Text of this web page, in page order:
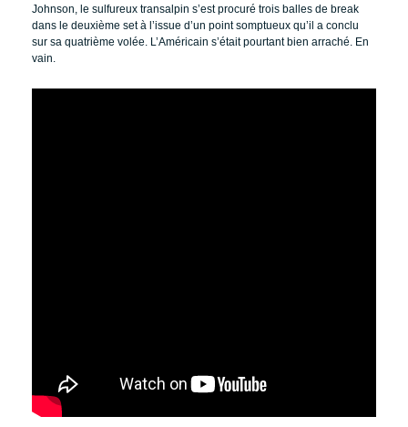
Johnson, le sulfureux transalpin s’est procuré trois balles de break
dans le deuxième set à l’issue d’un point somptueux qu’il a conclu
sur sa quatrième volée. L’Américain s’était pourtant bien arraché. En
vain.